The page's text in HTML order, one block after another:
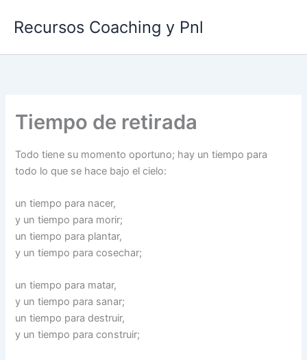
Recursos Coaching y Pnl
Tiempo de retirada
Todo tiene su momento oportuno; hay un tiempo para
todo lo que se hace bajo el cielo:
un tiempo para nacer,
y un tiempo para morir;
un tiempo para plantar,
y un tiempo para cosechar;
un tiempo para matar,
y un tiempo para sanar;
un tiempo para destruir,
y un tiempo para construir;